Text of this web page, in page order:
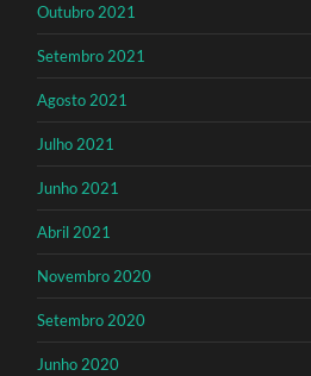
Outubro 2021
Setembro 2021
Agosto 2021
Julho 2021
Junho 2021
Abril 2021
Novembro 2020
Setembro 2020
Junho 2020